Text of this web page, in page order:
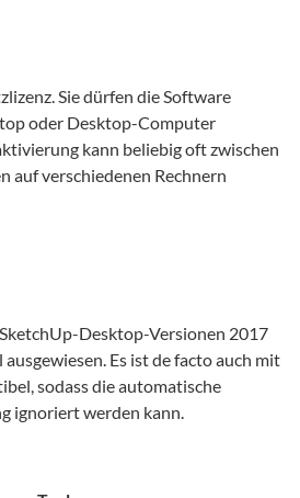
Sie dürfen die Software
oder Desktop-Computer
kann beliebig oft zwischen
auf verschiedenen Rechnern
Desktop-Versionen 2017
Es ist de facto auch mit
sodass die automatische
ignoriert werden kann.